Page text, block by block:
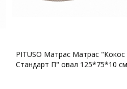
PITUSO Матрас Матрас "Кокос
Стандарт П" овал 125*75*10 см